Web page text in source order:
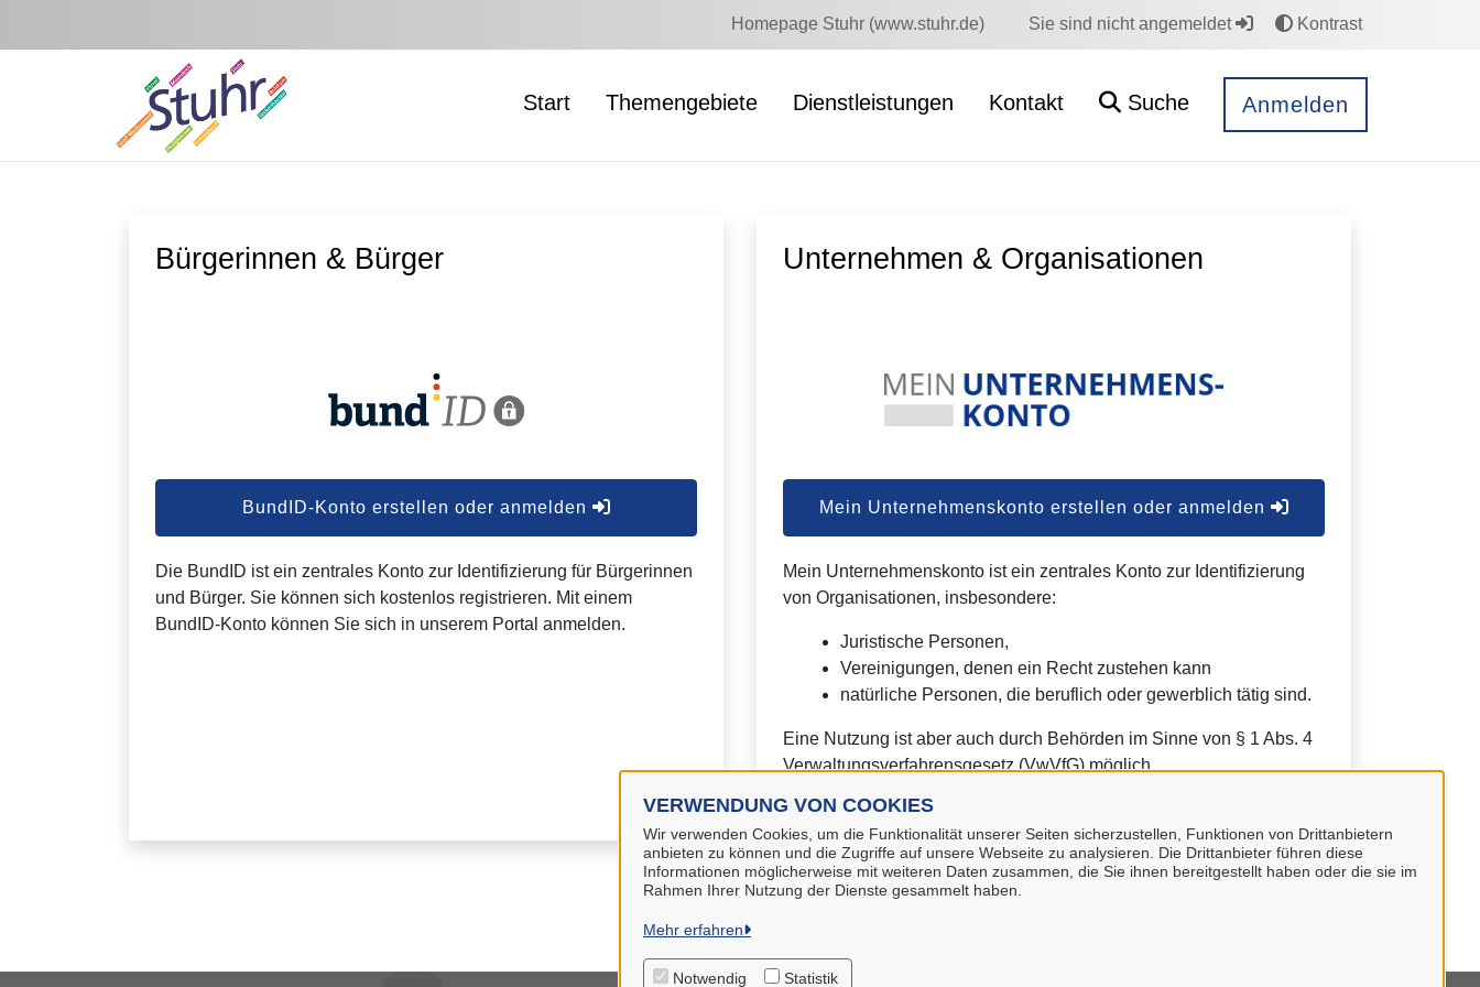
VERWENDUNG VON COOKIES
Wir verwenden Cookies, um die Funktionalität unserer Seiten sicherzustellen, Funktionen von Drittanbietern
anbieten zu können und die Zugriffe auf unsere Webseite zu analysieren. Die Drittanbieter führen diese
Informationen möglicherweise mit weiteren Daten zusammen, die Sie ihnen bereitgestellt haben oder die sie im
Rahmen Ihrer Nutzung der Dienste gesammelt haben.
Mehr erfahren
Notwendig Statistik
Homepage Stuhr (www.stuhr.de) Sie sind nicht angemeldet Kontrast
Start Themengebiete Dienstleistungen Kontakt Suche Anmelden
Bürgerinnen & Bürger
BundID-Konto erstellen oder anmelden
Die BundID ist ein zentrales Konto zur Identifizierung für Bürgerinnen
und Bürger. Sie können sich kostenlos registrieren. Mit einem
BundID-Konto können Sie sich in unserem Portal anmelden.
Unternehmen & Organisationen
Mein Unternehmenskonto erstellen oder anmelden
Mein Unternehmenskonto ist ein zentrales Konto zur Identifizierung
von Organisationen, insbesondere:
Juristische Personen,
Vereinigungen, denen ein Recht zustehen kann
natürliche Personen, die beruflich oder gewerblich tätig sind.
Eine Nutzung ist aber auch durch Behörden im Sinne von § 1 Abs. 4
Verwaltungsverfahrensgesetz (VwVfG) möglich.